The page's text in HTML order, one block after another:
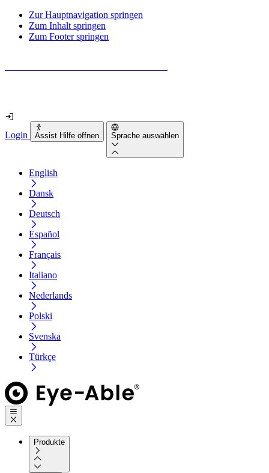
Zur Hauptnavigation springen
Zum Inhalt springen
Zum Footer springen
Login Assist Hilfe öffnen Sprache auswählen
English
Dansk
Deutsch
Español
Français
Italiano
Nederlands
Polski
Svenska
Türkçe
Produkte